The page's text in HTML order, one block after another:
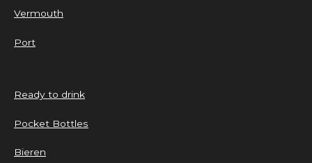
Vermouth
Port
Ready to drink
Pocket Bottles
Bieren